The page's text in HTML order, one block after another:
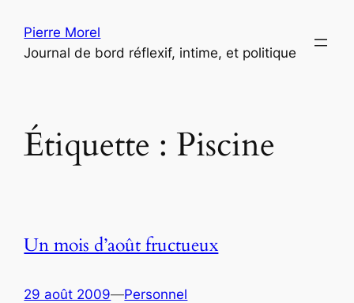
contenu
Pierre Morel
Journal de bord réflexif, intime, et politique
Étiquette : Piscine
Un mois d’août fructueux
29 août 2009—Personnel